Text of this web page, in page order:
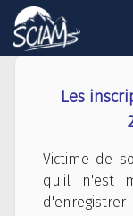
Les
Victime de
qu'il n'est